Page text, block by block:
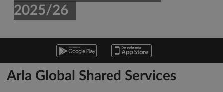
2025/26
Arla Global Shared Services